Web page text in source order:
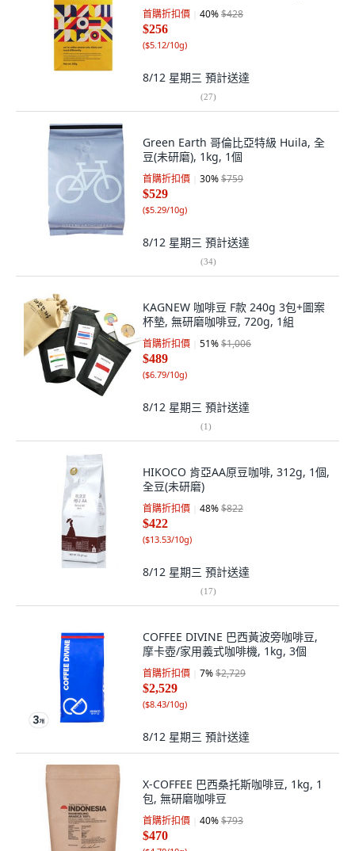
首購折扣價 40%$428
$256
($5.12/10g)
8/12 星期三 預計送達
(27)
Green Earth 哥倫比亞特級 Huila, 全
豆(未研磨), 1kg, 1個
首購折扣價 30%$759
$529
($5.29/10g)
8/12 星期三 預計送達
(34)
KAGNEW 咖啡豆 F款 240g 3包+圖案
杯墊, 無研磨咖啡豆, 720g, 1組
首購折扣價 51%$1,006
$489
($6.79/10g)
8/12 星期三 預計送達
(1)
HIKOCO 肯亞AA原豆咖啡, 312g, 1個,
全豆(未研磨)
首購折扣價 48%$822
$422
($13.53/10g)
8/12 星期三 預計送達
(17)
COFFEE DIVINE 巴西黃波旁咖啡豆,
摩卡壺/家用義式咖啡機, 1kg, 3個
首購折扣價 7%$2,729
$2,529
($8.43/10g)
8/12 星期三 預計送達
X-COFFEE 巴西桑托斯咖啡豆, 1kg, 1
包, 無研磨咖啡豆
首購折扣價 40%$793
$470